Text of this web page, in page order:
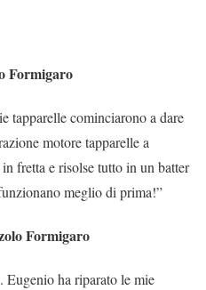
Formigaro
tapparelle cominciarono a dare
motore tapparelle a
fretta e risolse tutto in un batter
meglio di prima!”
Formigaro
Eugenio ha riparato le mie